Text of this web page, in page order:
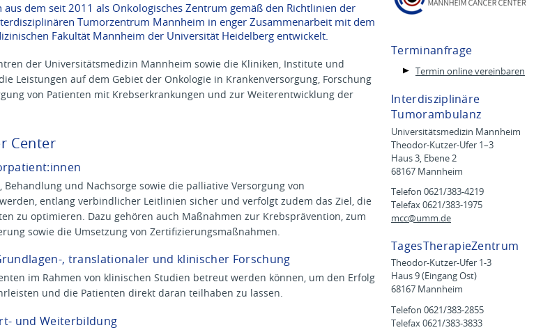
aus dem seit 2011 als Onkologisches Zentrum gemäß den Richtlinien der
Tumorzentrum Mannheim in enger Zusammenarbeit mit dem
Fakultät Mannheim der Universität Heidelberg entwickelt.
der Universitätsmedizin Mannheim sowie die Kliniken, Institute und
Leistungen auf dem Gebiet der Onkologie in Krankenversorgung, Forschung
von Patienten mit Krebserkrankungen und zur Weiterentwicklung der
Center
und Nachsorge sowie die palliative Versorgung von
entlang verbindlicher Leitlinien sicher und verfolgt zudem das Ziel, die
zu optimieren. Dazu gehören auch Maßnahmen zur Krebsprävention, zum
sowie die Umsetzung von Zertifizierungsmaßnahmen.
, translationaler und klinischer Forschung
im Rahmen von klinischen Studien betreut werden können, um den Erfolg
und die Patienten direkt daran teilhaben zu lassen.
und Weiterbildung
Terminanfrage
Termin online vereinbaren
Interdisziplinäre
Tumorambulanz
Universitätsmedizin Mannheim
Theodor-Kutzer-Ufer 1–3
Haus 3, Ebene 2
68167 Mannheim
Telefon 0621/383-4219
Telefax 0621/383-1975
mcc@umm.de
TagesTherapieZentrum
Theodor-Kutzer-Ufer 1-3
Haus 9 (Eingang Ost)
68167 Mannheim
Telefon 0621/383-2855
Telefax 0621/383-3833